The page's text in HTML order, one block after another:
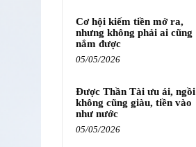
Cơ hội kiếm tiền mở ra,
nhưng không phải ai cũng
nắm được
05/05/2026
Được Thần Tài ưu ái, ngồi
không cũng giàu, tiền vào
như nước
05/05/2026